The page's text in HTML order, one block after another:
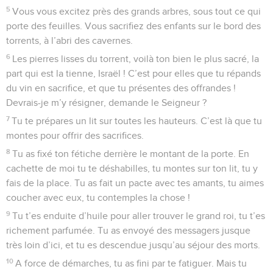
5 Vous vous excitez près des grands arbres, sous tout ce qui
porte des feuilles. Vous sacrifiez des enfants sur le bord des
torrents, à l’abri des cavernes.
6 Les pierres lisses du torrent, voilà ton bien le plus sacré, la
part qui est la tienne, Israël ! C’est pour elles que tu répands
du vin en sacrifice, et que tu présentes des offrandes !
Devrais-je m’y résigner, demande le Seigneur ?
7 Tu te prépares un lit sur toutes les hauteurs. C’est là que tu
montes pour offrir des sacrifices.
8 Tu as fixé ton fétiche derrière le montant de la porte. En
cachette de moi tu te déshabilles, tu montes sur ton lit, tu y
fais de la place. Tu as fait un pacte avec tes amants, tu aimes
coucher avec eux, tu contemples la chose !
9 Tu t’es enduite d’huile pour aller trouver le grand roi, tu t’es
richement parfumée. Tu as envoyé des messagers jusque
très loin d’ici, et tu es descendue jusqu’au séjour des morts.
10 A force de démarches, tu as fini par te fatiguer. Mais tu